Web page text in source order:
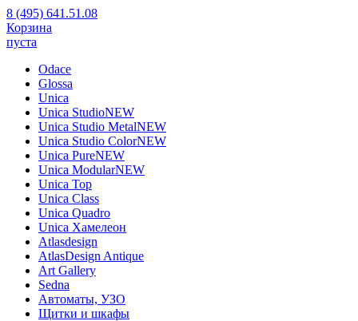
8 (495) 641.51.08
Корзина
пуста
Odace
Glossa
Unica
Unica StudioNEW
Unica Studio MetalNEW
Unica Studio ColorNEW
Unica PureNEW
Unica ModularNEW
Unica Top
Unica Class
Unica Quadro
Unica Хамелеон
Atlasdesign
AtlasDesign Antique
Art Gallery
Sedna
Автоматы, УЗО
Щитки и шкафы